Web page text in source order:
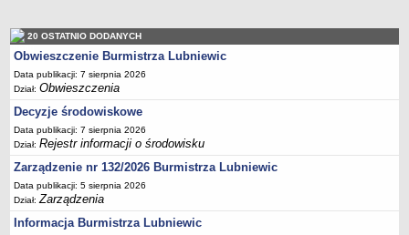
Skarbnik Gminy
Informacja turystyczna
Regulamin i schemat organizacyjny
Przewodnik po urzędzie
Kodeks etyczny
Oświadczenia majątkowe
Raporty
RADA MIEJSKA
Dyżury Przewodniczącego Rady Miejskiej
20 OSTATNIO DODANYCH
Obwieszczenie Burmistrza Lubniewic
Data publikacji: 7 sierpnia 2026
Dział:Obwieszczenia
Decyzje środowiskowe
Data publikacji: 7 sierpnia 2026
Dział:Rejestr informacji o środowisku
Zarządzenie nr 132/2026 Burmistrza Lubniewic
Data publikacji: 5 sierpnia 2026
Dział:Zarządzenia
Informacja Burmistrza Lubniewic